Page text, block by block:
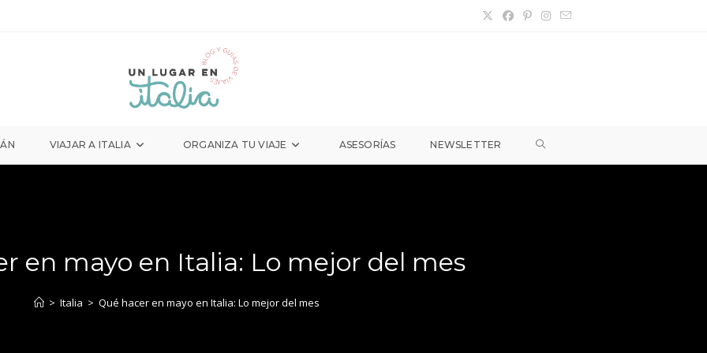
VIAJAR A ITALIA ORGANIZA TU VIAJE ASESORÍAS NEWSLETTER ALTERNAR
en mayo en Italia: Lo mejor del mes
> Italia > Qué hacer en mayo en Italia: Lo mejor del mes